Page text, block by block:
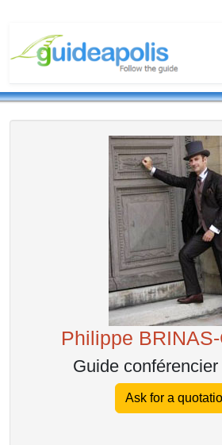
Philippe
Guide
Ask for a